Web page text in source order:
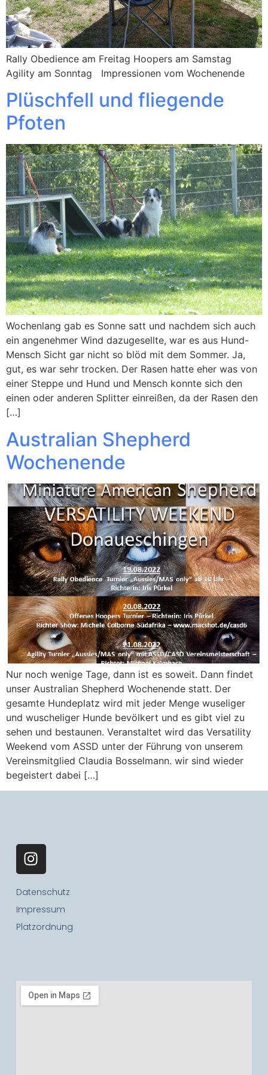
Rally Obedience am Freitag Hoopers am Samstag
Agility am Sonntag Impressionen vom Wochenende
Plüschfell und fliegende
Pfoten
Wochenlang gab es Sonne satt und nachdem sich auch
ein angenehmer Wind dazugesellte, war es aus Hund-
Mensch Sicht gar nicht so blöd mit dem Sommer. Ja,
gut, es war sehr trocken. Der Rasen hatte eher was von
einer Steppe und Hund und Mensch konnte sich den
einen oder anderen Splitter einreißen, da der Rasen den
[…]
Australian Shepherd
Wochenende
Nur noch wenige Tage, dann ist es soweit. Dann findet
unser Australian Shepherd Wochenende statt. Der
gesamte Hundeplatz wird mit jeder Menge wuseliger
und wuscheliger Hunde bevölkert und es gibt viel zu
sehen und bestaunen. Veranstaltet wird das Versatility
Weekend vom ASSD unter der Führung von unserem
Vereinsmitglied Claudia Bosselmann. wir sind wieder
begeistert dabei […]
Datenschutz
Impressum
Platzordnung